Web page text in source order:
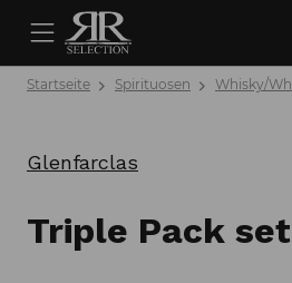
Startseite Spirituosen Whisky/
Glenfarclas
Triple Pack